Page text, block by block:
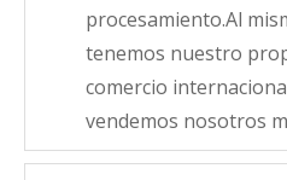
procesamiento.Al
tenemos nuestro
comercio
vendemos nosotros